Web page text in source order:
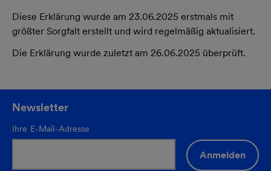
Diese Erklärung wurde am 23.06.2025 erstmals mit
größter Sorgfalt erstellt und wird regelmäßig aktualisiert.
Die Erklärung wurde zuletzt am 26.06.2025 überprüft.
Newsletter
Ihre E-Mail-Adresse
Anmelden